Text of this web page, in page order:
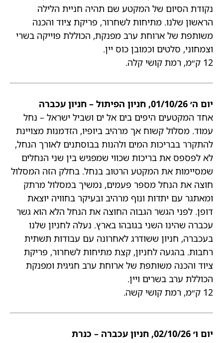
נקודת הסיום של המקטע שם תהיה חניית הלילה
הראשון שלנו. מתיחות לשחרור, פריקת ציוד והכנה
משותפת של ארוחת ערב מפנקת, הכוללת פוייקה בשרי
וצמחוני, סלטים וכמובן כוס יין.
12 ק״מ, רמת קושי קלה.
יום ה׳ 01/10/26, חניון הפיתול – חניון עכברה
אחד המקטעים היפים בים אל ים ושביל ישראל – נחל
עמוד. מסלול קשוח אך מרהיב ביופיו, הזדמנות מצויינת
להתקרר בבריכות המים ולהנות בבוסתנים לאורך הנחל,
לא לפספס את בריכות שכווי שמפגיש בין שני הנחלים
שמסיימות את המקטע הרטוב בנחל. בחלק הזה המסלול
חוצה את הנחל מספר פעמים, נמשיך במסלול מרתק
ומאתגר עם יתדות ונוף מרהיב ובעיקר בחוויה יוצאת
דופן. לפני הגשר הגבוה החוצה את הנחל הלא הוא גשר
עכברה שהינו השני בגובהו בארץ. נעלה לחניון שלנו
בעכברה, חניון ששודרג לאחרונה עם עבודות תשתית
רחבות. בהגעה לחניון, קצת מתיחות לשחרור, פריקת
ציוד והכנה משותפת של ארוחת ערב חגיגית ומפנקת
הכוללת ערב בשרים ויין.
12 ק״מ, רמת קושי קשה.
יום ו׳ 02/10/26, חניון עכברה – כנרת